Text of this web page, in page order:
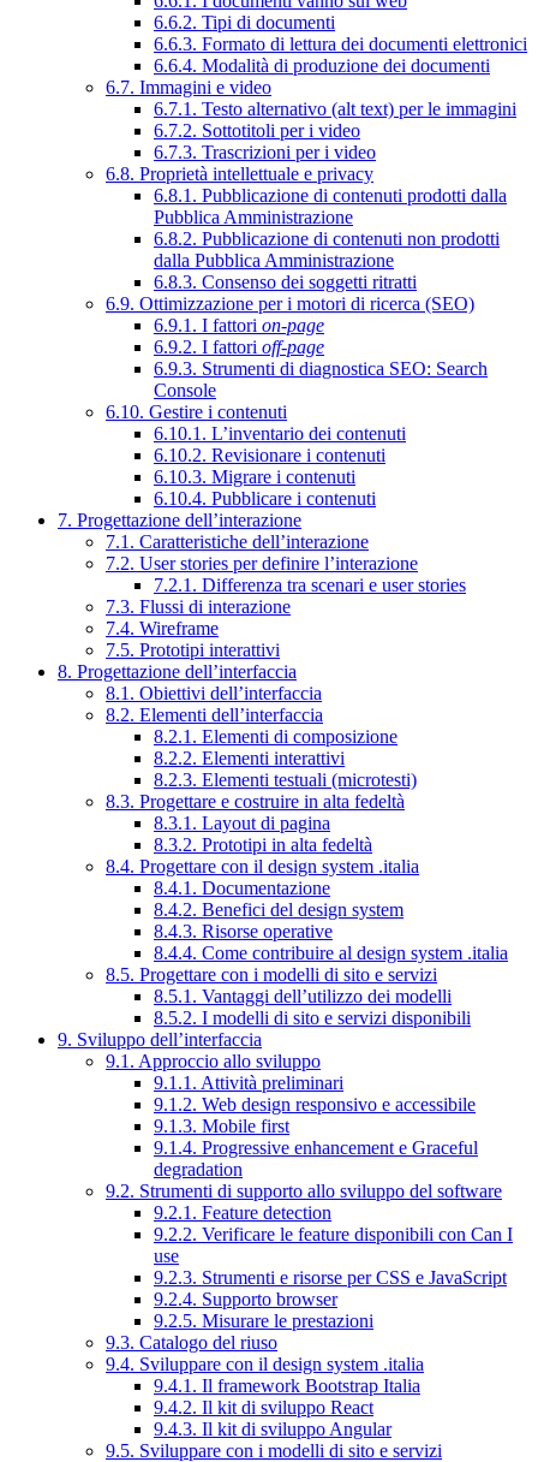
6.6.2. Tipi di documenti
6.6.3. Formato di lettura dei documenti elettronici
6.6.4. Modalità di produzione dei documenti
6.7. Immagini e video
6.7.1. Testo alternativo (alt text) per le immagini
6.7.2. Sottotitoli per i video
6.7.3. Trascrizioni per i video
6.8. Proprietà intellettuale e privacy
6.8.1. Pubblicazione di contenuti prodotti dalla
Pubblica Amministrazione
6.8.2. Pubblicazione di contenuti non prodotti
dalla Pubblica Amministrazione
6.8.3. Consenso dei soggetti ritratti
6.9. Ottimizzazione per i motori di ricerca (SEO)
6.9.1. I fattori on-page
6.9.2. I fattori off-page
6.9.3. Strumenti di diagnostica SEO: Search
Console
6.10. Gestire i contenuti
6.10.1. L’inventario dei contenuti
6.10.2. Revisionare i contenuti
6.10.3. Migrare i contenuti
6.10.4. Pubblicare i contenuti
7. Progettazione dell’interazione
7.1. Caratteristiche dell’interazione
7.2. User stories per definire l’interazione
7.2.1. Differenza tra scenari e user stories
7.3. Flussi di interazione
7.4. Wireframe
7.5. Prototipi interattivi
8. Progettazione dell’interfaccia
8.1. Obiettivi dell’interfaccia
8.2. Elementi dell’interfaccia
8.2.1. Elementi di composizione
8.2.2. Elementi interattivi
8.2.3. Elementi testuali (microtesti)
8.3. Progettare e costruire in alta fedeltà
8.3.1. Layout di pagina
8.3.2. Prototipi in alta fedeltà
8.4. Progettare con il design system .italia
8.4.1. Documentazione
8.4.2. Benefici del design system
8.4.3. Risorse operative
8.4.4. Come contribuire al design system .italia
8.5. Progettare con i modelli di sito e servizi
8.5.1. Vantaggi dell’utilizzo dei modelli
8.5.2. I modelli di sito e servizi disponibili
9. Sviluppo dell’interfaccia
9.1. Approccio allo sviluppo
9.1.1. Attività preliminari
9.1.2. Web design responsivo e accessibile
9.1.3. Mobile first
9.1.4. Progressive enhancement e Graceful
degradation
9.2. Strumenti di supporto allo sviluppo del software
9.2.1. Feature detection
9.2.2. Verificare le feature disponibili con Can I
use
9.2.3. Strumenti e risorse per CSS e JavaScript
9.2.4. Supporto browser
9.2.5. Misurare le prestazioni
9.3. Catalogo del riuso
9.4. Sviluppare con il design system .italia
9.4.1. Il framework Bootstrap Italia
9.4.2. Il kit di sviluppo React
9.4.3. Il kit di sviluppo Angular
9.5. Sviluppare con i modelli di sito e servizi